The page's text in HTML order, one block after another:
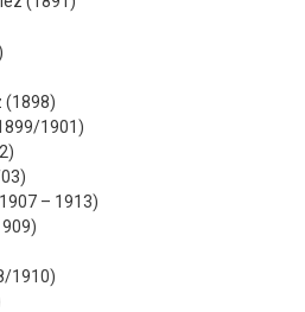
(1898)
1901)
– 1913)
1910)